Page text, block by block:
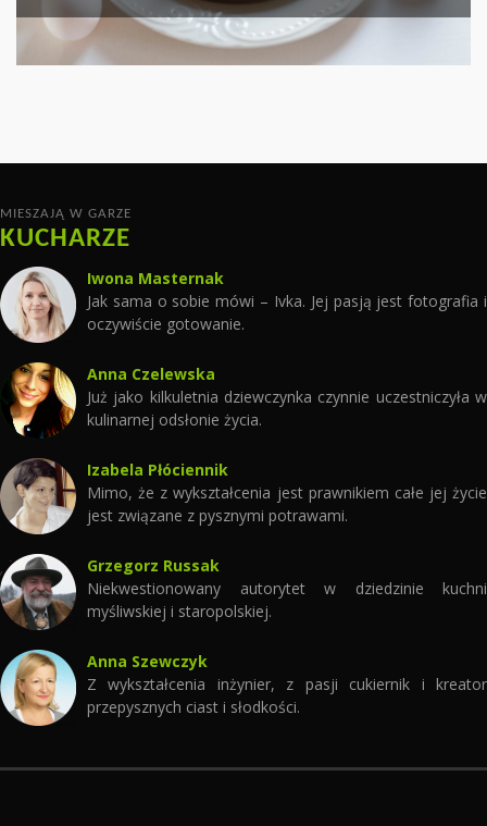
PYSZNYCH DAŃ
CZYTAJ WIĘCEJ
MIESZAJĄ W GARZE
KUCHARZE
Iwona Masternak
Jak sama o sobie mówi – Ivka. Jej pasją jest fotografia i
oczywiście gotowanie.
Anna Czelewska
Już jako kilkuletnia dziewczynka czynnie uczestniczyła w
kulinarnej odsłonie życia.
Izabela Płóciennik
Mimo, że z wykształcenia jest prawnikiem całe jej życie
jest związane z pysznymi potrawami.
Grzegorz Russak
Niekwestionowany autorytet w dziedzinie kuchni
myśliwskiej i staropolskiej.
Anna Szewczyk
Z wykształcenia inżynier, z pasji cukiernik i kreator
przepysznych ciast i słodkości.